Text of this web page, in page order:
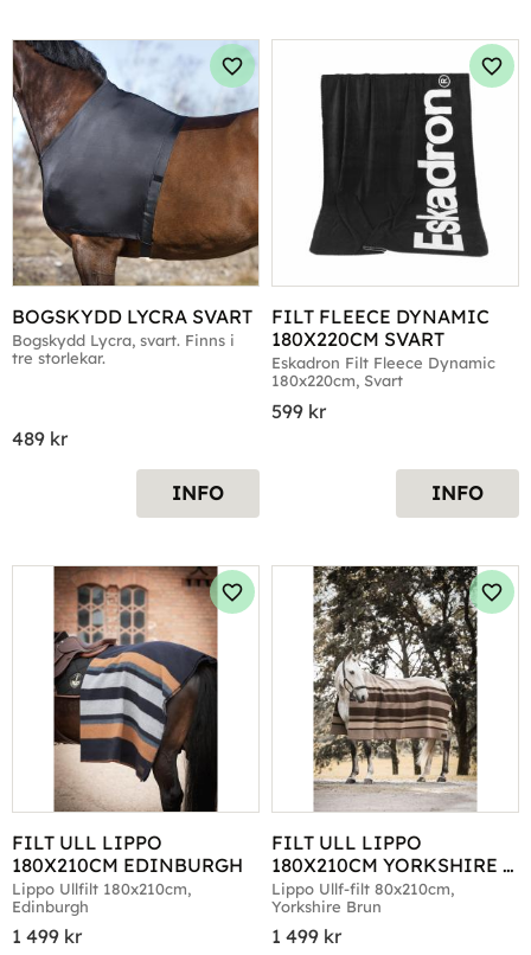
BOGSKYDD LYCRA SVART
Bogskydd Lycra, svart. Finns i
tre storlekar.
489 kr
Lägg till i favoriter
INFO
FILT FLEECE DYNAMIC
180X220CM SVART
Eskadron Filt Fleece Dynamic
180x220cm, Svart
599 kr
INFO
FILT ULL LIPPO
180X210CM EDINBURGH
Lippo Ullfilt 180x210cm,
Edinburgh
1 499 kr
Lägg till i favoriter
FILT ULL LIPPO
180X210CM YORKSHIRE
BRUN
Lippo Ullf-filt 80x210cm,
Yorkshire Brun
1 499 kr